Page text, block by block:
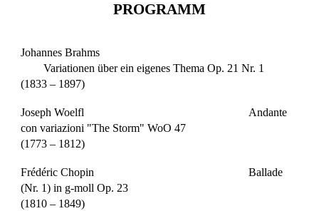
PROGRAMM
Johannes Brahms
Variationen über ein eigenes Thema Op. 21 Nr. 1
(1833 – 1897)
Joseph Woelfl
Andante
con variazioni "The Storm" WoO 47
(1773 – 1812)
Frédéric Chopin
Ballade
(Nr. 1) in g-moll Op. 23
(1810 – 1849)